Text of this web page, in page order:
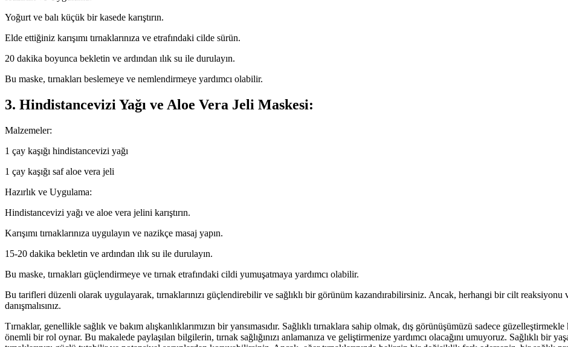
Yoğurt ve balı küçük bir kasede karıştırın.
Elde ettiğiniz karışımı tırnaklarınıza ve etrafındaki cilde sürün.
20 dakika boyunca bekletin ve ardından ılık su ile durulayın.
Bu maske, tırnakları beslemeye ve nemlendirmeye yardımcı olabilir.
3. Hindistancevizi Yağı ve Aloe Vera Jeli Maskesi:
Malzemeler:
1 çay kaşığı hindistancevizi yağı
1 çay kaşığı saf aloe vera jeli
Hazırlık ve Uygulama:
Hindistancevizi yağı ve aloe vera jelini karıştırın.
Karışımı tırnaklarınıza uygulayın ve nazikçe masaj yapın.
15-20 dakika bekletin ve ardından ılık su ile durulayın.
Bu maske, tırnakları güçlendirmeye ve tırnak etrafındaki cildi yumuşatmaya yardımcı olabilir.
Bu tarifleri düzenli olarak uygulayarak, tırnaklarınızı güçlendirebilir ve sağlıklı bir görünüm kazandırabilirsiniz. Ancak, herhangi bir cilt reaksiyonu
danışmalısınız.
Tırnaklar, genellikle sağlık ve bakım alışkanlıklarımızın bir yansımasıdır. Sağlıklı tırnaklara sahip olmak, dış görünüşümüzü sadece
önemli bir rol oynar. Bu makalede paylaşılan bilgilerin, tırnak sağlığınızı anlamanıza ve geliştirmenize yardımcı olacağını umuyoruz. Sağlıklı bir